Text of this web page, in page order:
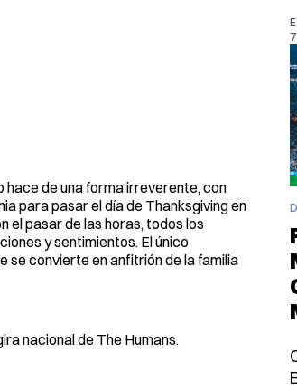
hace de una forma irreverente, con
para pasar el día de Thanksgiving en
el pasar de las horas, todos los
y sentimientos. El único
se convierte en anfitrión de la familia
nacional de The Humans.